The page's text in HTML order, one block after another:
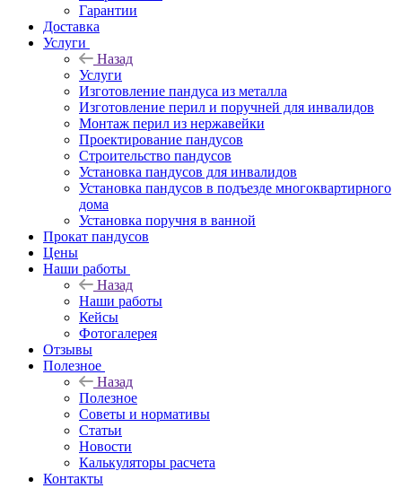
Гарантии
Доставка
Услуги
Назад
Услуги
Изготовление пандуса из металла
Изготовление перил и поручней для инвалидов
Монтаж перил из нержавейки
Проектирование пандусов
Строительство пандусов
Установка пандусов для инвалидов
Установка пандусов в подъезде многоквартирного
дома
Установка поручня в ванной
Прокат пандусов
Цены
Наши работы
Назад
Наши работы
Кейсы
Фотогалерея
Отзывы
Полезное
Назад
Полезное
Советы и нормативы
Статьи
Новости
Калькуляторы расчета
Контакты